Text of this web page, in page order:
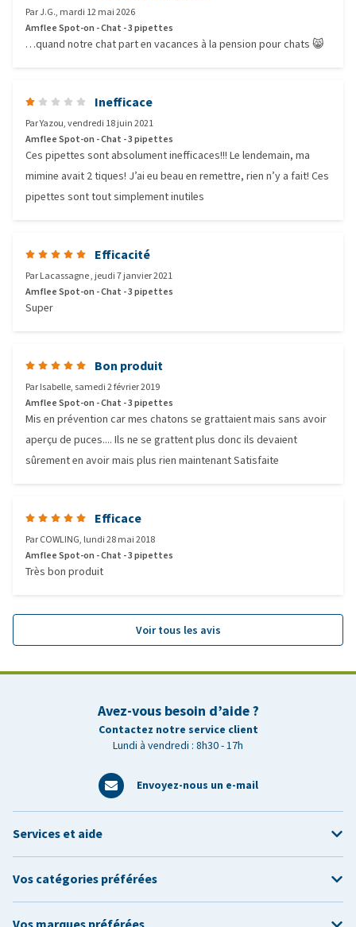
ParJ.G., mardi 12 mai 2026
Amflee Spot-on - Chat - 3 pipettes
…quand notre chat part en vacances à la pension pour chats 😸
Inefficace
ParYazou,vendredi 18 juin 2021
Amflee Spot-on - Chat - 3 pipettes
Ces pipettes sont absolument inefficaces!!! Le lendemain, ma
mimine avait 2 tiques! J’ai eu beau en remettre, rien n’y a fait! Ces
pipettes sont tout simplement inutiles
Efficacité
ParLacassagne, jeudi 7 janvier 2021
Amflee Spot-on - Chat - 3 pipettes
Super
Bon produit
ParIsabelle, samedi 2 février 2019
Amflee Spot-on - Chat - 3 pipettes
Mis en prévention car mes chatons se grattaient mais sans avoir
aperçu de puces.... Ils ne se grattent plus donc ils devaient
sûrement en avoir mais plus rien maintenant Satisfaite
Efficace
ParCOWLING, lundi 28 mai 2018
Amflee Spot-on - Chat - 3 pipettes
Très bon produit
Voir tous les avis
Avez-vous besoin d’aide ?
Contactez notre service client
Lundi à vendredi : 8h30 - 17h
Envoyez-nous un e-mail
Services et aide
Vos catégories préférées